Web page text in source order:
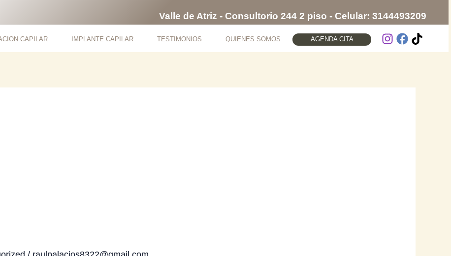
Valle de Atriz - Consultorio 244 2 piso - Celular: 3144493209
CAPILAR IMPLANTE CAPILAR TESTIMONIOS QUIENES SOMOS AGENDA CITA